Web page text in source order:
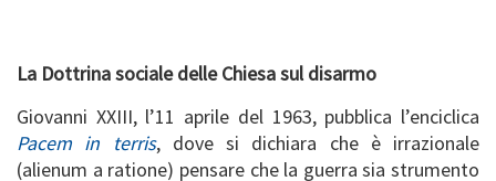
La Dottrina sociale delle Chiesa sul disarmo
Giovanni XXIII, l’11 aprile del 1963, pubblica l’enciclica
Pacem in terris, dove si dichiara che è irrazionale
(alienum a ratione) pensare che la guerra sia strumento